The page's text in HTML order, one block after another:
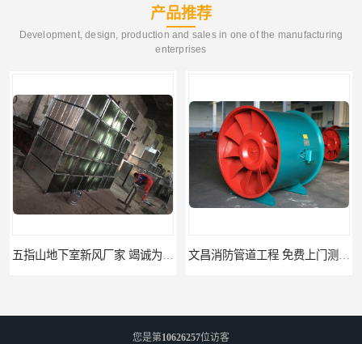
产品推荐
Development, design, production and sales in one of the manufacturing
enterprises
五指山地下室新风厂家 竭诚为您服务 文昌消防管道工程 免费上门测量设计
您是第10626257位访客